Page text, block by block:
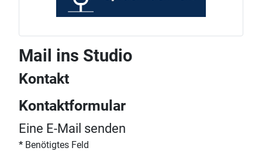
Mail ins Studio
Kontakt
Kontaktformular
Eine E-Mail senden
* Benötigtes Feld